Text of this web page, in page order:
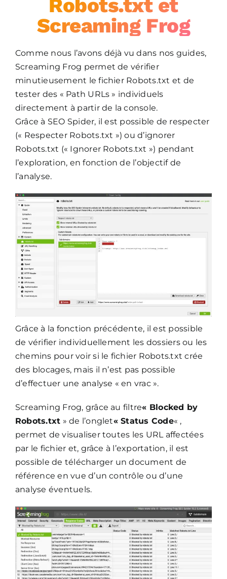
Robots.txt et
Screaming Frog
Comme nous l’avons déjà vu dans nos guides,
Screaming Frog permet de vérifier
minutieusement le fichier Robots.txt et de
tester des « Path URLs » individuels
directement à partir de la console.
Grâce à SEO Spider, il est possible de respecter
(« Respecter Robots.txt ») ou d’ignorer
Robots.txt (« Ignorer Robots.txt ») pendant
l’exploration, en fonction de l’objectif de
l’analyse.
Grâce à la fonction précédente, il est possible
de vérifier individuellement les dossiers ou les
chemins pour voir si le fichier Robots.txt crée
des blocages, mais il n’est pas possible
d’effectuer une analyse « en vrac ».
Screaming Frog, grâce au filtre« Blocked by
Robots.txt » de l’onglet« Status Code« ,
permet de visualiser toutes les URL affectées
par le fichier et, grâce à l’exportation, il est
possible de télécharger un document de
référence en vue d’un contrôle ou d’une
analyse éventuels.